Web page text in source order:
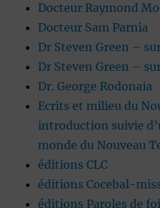
Docteur Raymond
Docteur Sam Parnia
Dr Steven Green –
Dr Steven Green –
Dr. George Rodonaia
Ecrits et milieu du
introduction suivie
monde du Nouveau
éditions CLC
éditions Cocebal-
éditions Paroles de foi